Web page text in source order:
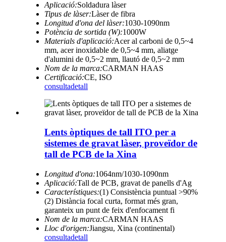
Aplicació:Soldadura làser
Tipus de làser:Làser de fibra
Longitud d'ona del làser:1030-1090nm
Potència de sortida (W):1000W
Materials d'aplicació:Acer al carboni de 0,5~4
mm, acer inoxidable de 0,5~4 mm, aliatge
d'alumini de 0,5~2 mm, llautó de 0,5~2 mm
Nom de la marca:CARMAN HAAS
Certificació:CE, ISO
consultadetall
Lents òptiques de tall ITO per a
sistemes de gravat làser, proveïdor de
tall de PCB de la Xina
Longitud d'ona:1064nm/1030-1090nm
Aplicació:Tall de PCB, gravat de panells d'Ag
Característiques:(1) Consistència puntual >90%
(2) Distància focal curta, format més gran,
garanteix un punt de feix d'enfocament fi
Nom de la marca:CARMAN HAAS
Lloc d'origen:Jiangsu, Xina (continental)
consultadetall